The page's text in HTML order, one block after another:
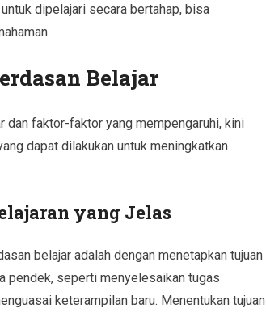
dipelajari secara bertahap, bisa
Belajar
dan faktor-faktor yang mempengaruhi, kini
dapat dilakukan untuk meningkatkan
yang Jelas
belajar adalah dengan menetapkan tujuan
pendek, seperti menyelesaikan tugas
keterampilan baru. Menentukan tujuan